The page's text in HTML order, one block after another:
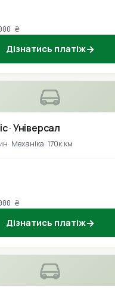
₴
Дізнатись платіж→
· Універсал
Механіка 170к км
₴
Дізнатись платіж→